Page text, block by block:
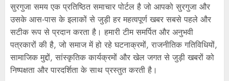
सुरगुजा समय एक प्रतिष्ठित समाचार पोर्टल है जो आपको सुरगुजा और
उसके आस-पास के इलाकों से जुड़ी हर महत्वपूर्ण खबर सबसे पहले और
सटीक रूप से प्रदान करता है। हमारी टीम समर्पित और अनुभवी
पत्रकारों की है, जो समाज में हो रहे घटनाक्रमों, राजनीतिक गतिविधियों,
सामाजिक मुद्दों, सांस्कृतिक कार्यक्रमों और खेल जगत से जुड़ी खबरों को
निष्पक्षता और पारदर्शिता के साथ प्रस्तुत करती है।